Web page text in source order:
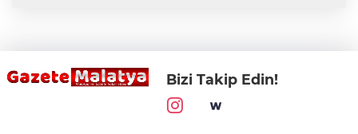
Bizi Takip Edin!